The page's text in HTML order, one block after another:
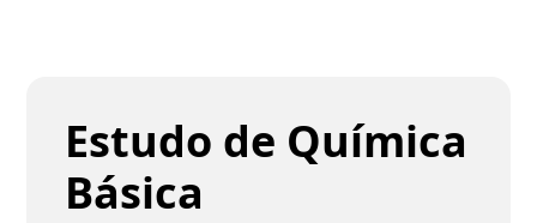
Estudo de Química
Básica